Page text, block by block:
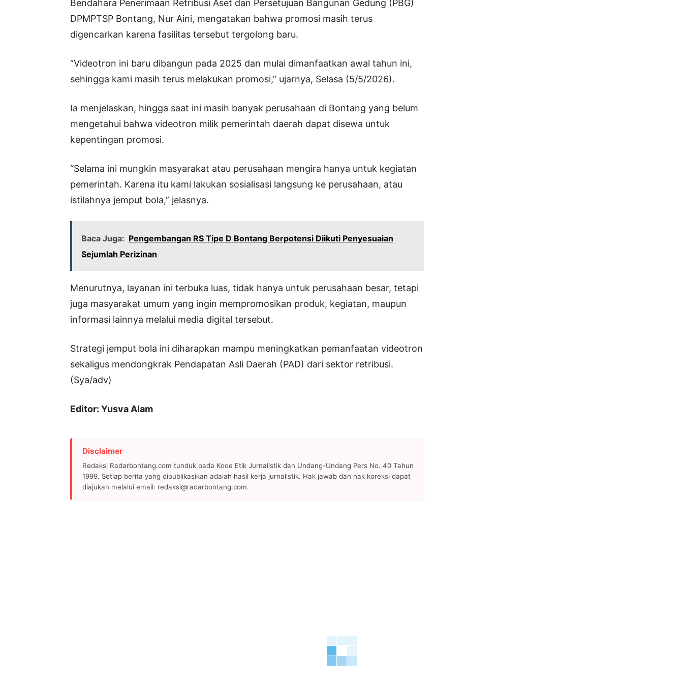
Bendahara Penerimaan Retribusi Aset dan Persetujuan Bangunan Gedung (PBG)
DPMPTSP Bontang, Nur Aini, mengatakan bahwa promosi masih terus
digencarkan karena fasilitas tersebut tergolong baru.
“Videotron ini baru dibangun pada 2025 dan mulai dimanfaatkan awal tahun ini,
sehingga kami masih terus melakukan promosi,” ujarnya, Selasa (5/5/2026).
Ia menjelaskan, hingga saat ini masih banyak perusahaan di Bontang yang belum
mengetahui bahwa videotron milik pemerintah daerah dapat disewa untuk
kepentingan promosi.
“Selama ini mungkin masyarakat atau perusahaan mengira hanya untuk kegiatan
pemerintah. Karena itu kami lakukan sosialisasi langsung ke perusahaan, atau
istilahnya jemput bola,” jelasnya.
Baca Juga: Pengembangan RS Tipe D Bontang Berpotensi Diikuti Penyesuaian
Sejumlah Perizinan
Menurutnya, layanan ini terbuka luas, tidak hanya untuk perusahaan besar, tetapi
juga masyarakat umum yang ingin mempromosikan produk, kegiatan, maupun
informasi lainnya melalui media digital tersebut.
Strategi jemput bola ini diharapkan mampu meningkatkan pemanfaatan videotron
sekaligus mendongkrak Pendapatan Asli Daerah (PAD) dari sektor retribusi.
(Sya/adv)
Editor: Yusva Alam
Disclaimer
Redaksi Radarbontang.com tunduk pada Kode Etik Jurnalistik dan Undang-Undang Pers No. 40 Tahun
1999. Setiap berita yang dipublikasikan adalah hasil kerja jurnalistik. Hak jawab dan hak koreksi dapat
diajukan melalui email: redaksi@radarbontang.com.